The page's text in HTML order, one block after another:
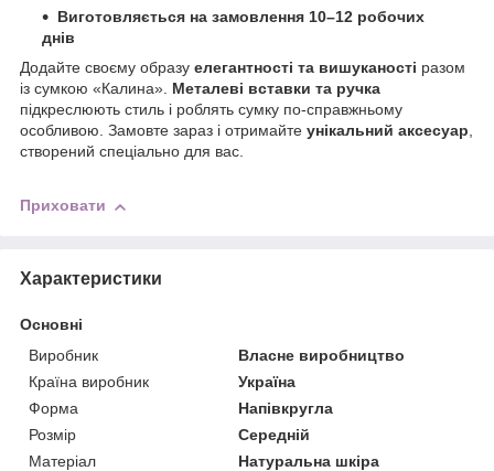
Виготовляється на замовлення 10–12 робочих
днів
Додайте своєму образу елегантності та вишуканості разом
із сумкою «Калина». Металеві вставки та ручка
підкреслюють стиль і роблять сумку по-справжньому
особливою. Замовте зараз і отримайте унікальний аксесуар
створений спеціально для вас.
Приховати
Характеристики
Основні
Виробник
Власне виробництво
Країна виробник
Україна
Форма
Напівкругла
Розмір
Середній
Матеріал
Натуральна шкіра